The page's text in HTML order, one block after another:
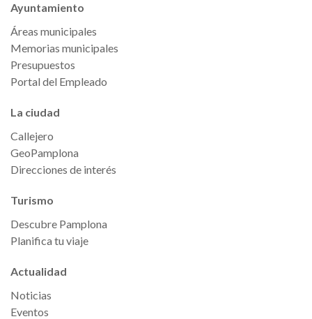
Ayuntamiento
Áreas municipales
Memorias municipales
Presupuestos
Portal del Empleado
La ciudad
Callejero
GeoPamplona
Direcciones de interés
Turismo
Descubre Pamplona
Planifica tu viaje
Actualidad
Noticias
Eventos